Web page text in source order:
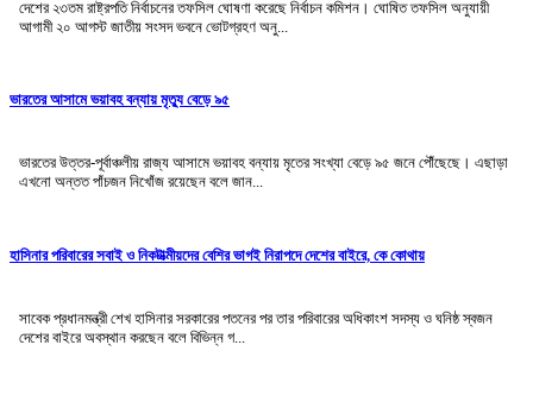
দেশের ২৩তম রাষ্ট্রপতি নির্বাচনের তফসিল ঘোষণা করেছে নির্বাচন কমিশন। ঘোষিত তফসিল অনুযায়ী
আগামী ২০ আগস্ট জাতীয় সংসদ ভবনে ভোটগ্রহণ অনু...
ভারতের আসামে ভয়াবহ বন্যায় মৃত্যু বেড়ে ৯৫
ভারতের উত্তর-পূর্বাঞ্চলীয় রাজ্য আসামে ভয়াবহ বন্যায় মৃতের সংখ্যা বেড়ে ৯৫ জনে পৌঁছেছে। এছাড়া
এখনো অন্তত পাঁচজন নিখোঁজ রয়েছেন বলে জান...
হাসিনার পরিবারের সবাই ও নিকটাত্মীয়দের বেশির ভাগই নিরাপদে দেশের বাইরে, কে কোথায়
সাবেক প্রধানমন্ত্রী শেখ হাসিনার সরকারের পতনের পর তার পরিবারের অধিকাংশ সদস্য ও ঘনিষ্ঠ স্বজন
দেশের বাইরে অবস্থান করছেন বলে বিভিন্ন গ...